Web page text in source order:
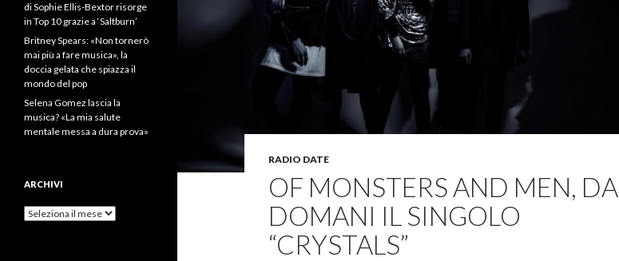
RADIO DATE
OF MONSTERS AND MEN, DA
DOMANI IL SINGOLO
“CRYSTALS”
di Sophie Ellis-Bextor risorge
in Top 10 grazie a ‘Saltburn’
Britney Spears: «Non tornerò
mai più a fare musica», la
doccia gelata che spiazza il
mondo del pop
Selena Gomez lascia la
musica? «La mia salute
mentale messa a dura prova»
ARCHIVI
Archivi